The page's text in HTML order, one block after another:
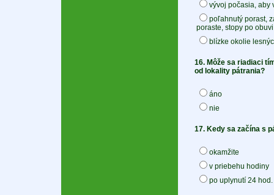
vývoj počasia, aby
poľahnutý porast,
poraste, stopy po
blízke okolie
16. Môže sa riadiaci
od lokality pátrania?
áno
nie
17. Kedy sa začína s
okamžite
v priebehu hodiny
po uplynutí 24